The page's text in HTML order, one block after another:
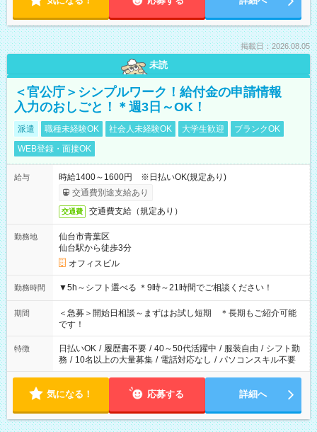
掲載日：2026.08.05
未読
＜官公庁＞シンプルワーク！給付金の申請情報
入力のおしごと！＊週3日～OK！
派遣 職種未経験OK 社会人未経験OK 大学生歓迎
ブランクOK
WEB登録・面接OK
給与
時給1400～1600円 ※日払いOK(規定あり)
交通費別途支給あり
交通費 交通費支給（規定あり）
勤務地
仙台市青葉区
仙台駅から徒歩3分
オフィスビル
勤務時間 ▼5h～シフト選べる ＊9時～21時間でご相談ください！
期間
＜急募＞開始日相談～まずはお試し短期 ＊長期もご紹介可能
です！
特徴 日払いOK / 履歴書不要 / 40～50代活躍中 / 服装自由 / シフト勤
務 / 10名以上の大量募集 / 電話対応なし / パソコンスキル不要
気になる！ 応募する 詳細へ